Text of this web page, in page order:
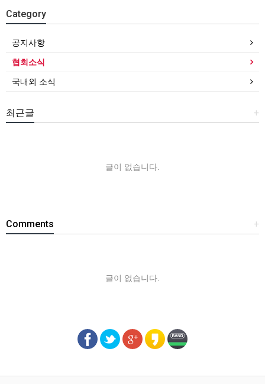
Category
공지사항
협회소식
국내외 소식
+
최근글
글이 없습니다.
+
Comments
글이 없습니다.